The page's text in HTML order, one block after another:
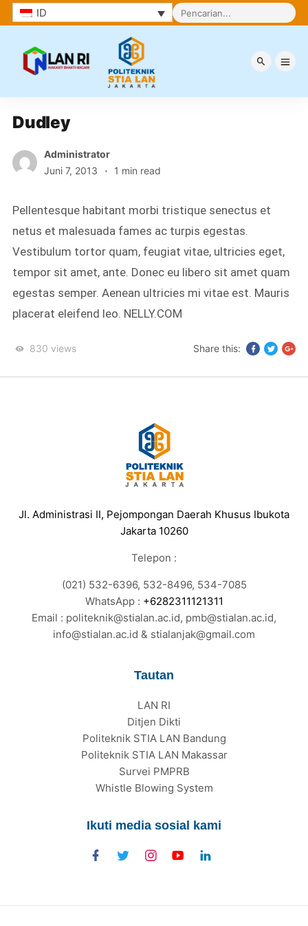
ID
Dudley
Administrator
Juni 7, 2013
1 min read
Pellentesque habitant morbi tristique senectus et
netus et malesuada fames ac turpis egestas.
Vestibulum tortor quam, feugiat vitae, ultricies eget,
tempor sit amet, ante. Donec eu libero sit amet quam
egestas semper. Aenean ultricies mi vitae est. Mauris
placerat eleifend leo. NELLY.COM
830 views Share this:
Jl. Administrasi II, Pejompongan Daerah Khusus Ibukota
Jakarta 10260
Telepon :
(021) 532-6396, 532-8496, 534-7085
WhatsApp : +6282311121311
Email : politeknik@stialan.ac.id, pmb@stialan.ac.id,
info@stialan.ac.id & stialanjak@gmail.com
Tautan
LAN RI
Ditjen Dikti
Politeknik STIA LAN Bandung
Politeknik STIA LAN Makassar
Survei PMPRB
Whistle Blowing System
Ikuti media sosial kami